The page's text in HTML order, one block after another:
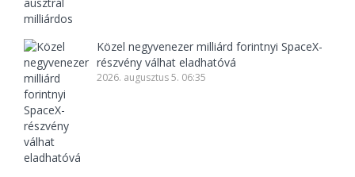
Közel negyvenezer milliárd forintnyi SpaceX-
részvény válhat eladhatóvá
2026. augusztus 5. 06:35